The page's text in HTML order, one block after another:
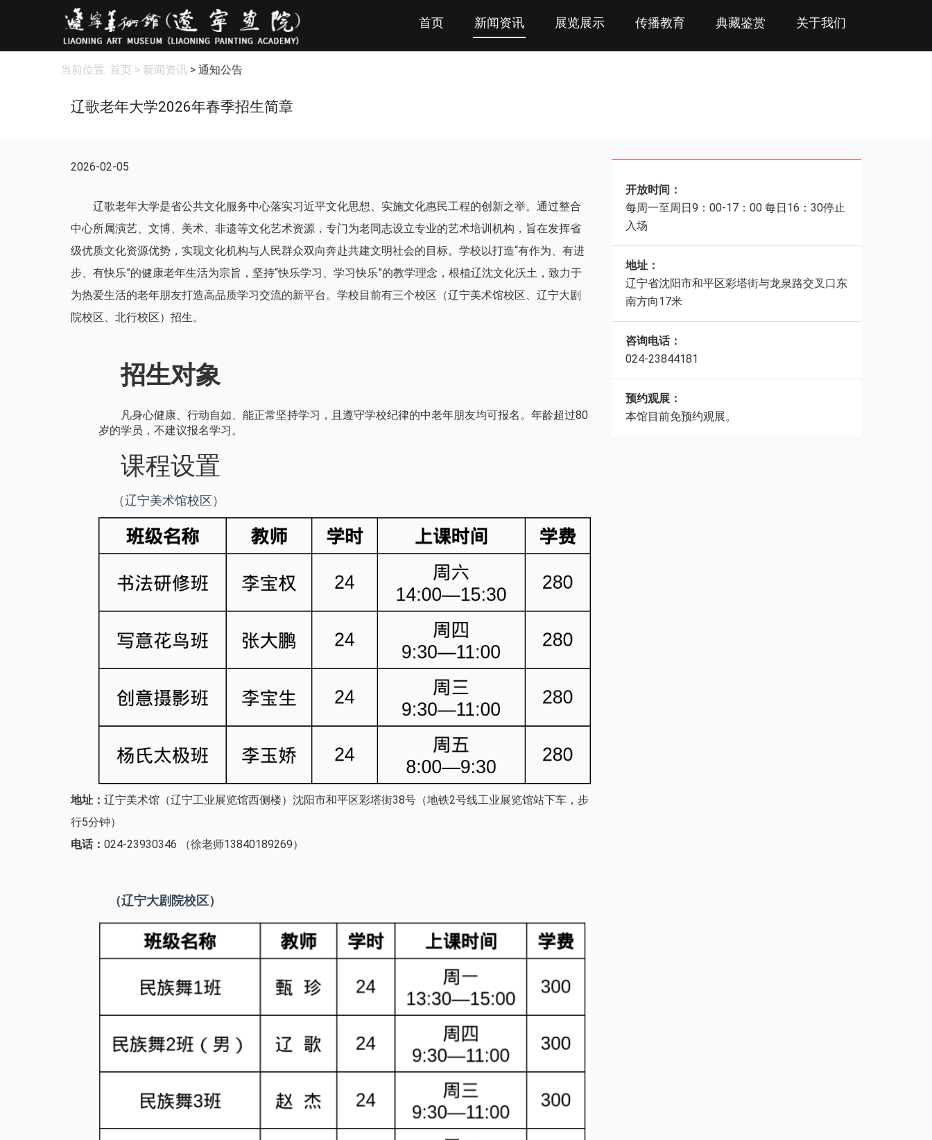
首页 新闻资讯 展览展示 传播教育 典藏鉴赏 关于我们
当前位置: 首页 > 新闻资讯 > 通知公告
辽歌老年大学2026年春季招生简章
2026-02-05
辽歌老年大学是省公共文化服务中心落实习近平文化思想、实施文化惠民工程的创新之举。通过整合
中心所属演艺、文博、美术、非遗等文化艺术资源，专门为老同志设立专业的艺术培训机构，旨在发挥省
级优质文化资源优势，实现文化机构与人民群众双向奔赴共建文明社会的目标。学校以打造“有作为、有进
步、有快乐”的健康老年生活为宗旨，坚持“快乐学习、学习快乐”的教学理念，根植辽沈文化沃土，致力于
为热爱生活的老年朋友打造高品质学习交流的新平台。学校目前有三个校区（辽宁美术馆校区、辽宁大剧
院校区、北行校区）招生。
招生对象
凡身心健康、行动自如、能正常坚持学习，且遵守学校纪律的中老年朋友均可报名。年龄超过80
岁的学员，不建议报名学习。
课程设置
（辽宁美术馆校区）
地址： 辽宁美术馆（辽宁工业展览馆西侧楼）沈阳市和平区彩塔街38号（地铁2号线工业展览馆站下车，步
行5分钟）
电话： 024-23930346 （徐老师13840189269）
（辽宁大剧院校区）
开放时间：
每周一至周日9：00-17：00 每日16：30停止
入场
地址：
辽宁省沈阳市和平区彩塔街与龙泉路交叉口东
南方向17米
咨询电话：
024-23844181
预约观展：
本馆目前免预约观展。